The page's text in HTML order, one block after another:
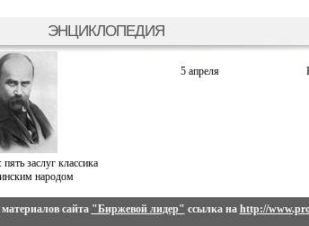
ЭНЦИКЛОПЕДИЯ
заслуг классика
народом
5 апреля
сайта "Биржевой лидер" ссылка на http://